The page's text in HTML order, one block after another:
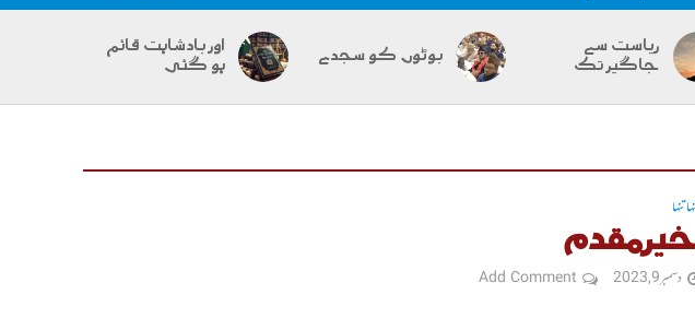
ریاست سے
جاگیر تک
بوٹوں کو سجدے
اور بادشاہت قائم
ہو گئی
تنہا
دسمبر 9, 2023 Add Comment